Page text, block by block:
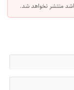
منتشر نخواهد شد.